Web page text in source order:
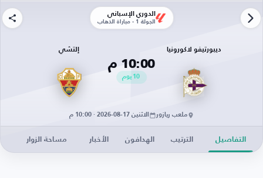
الدوري الإسباني
الجولة 1 - مباراة الذهاب
ديبورتيفو لاكورونيا
10:00 م
10 يوم
إلتشي
ملعب ريازور الاثنين 17-08-2026 · 10:00 م
التفاصيل الترتيب الهدافون الأخبار مساحة الزوار